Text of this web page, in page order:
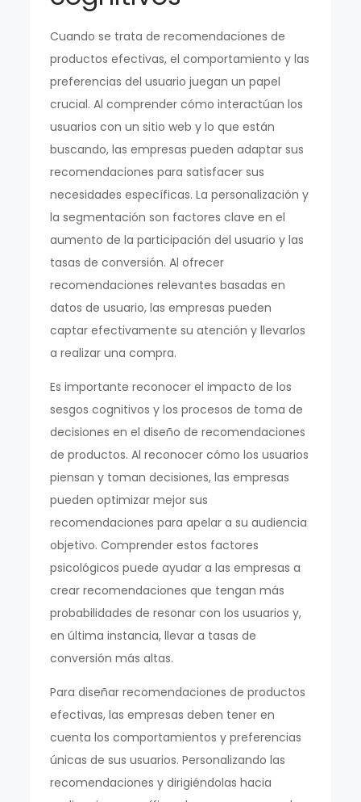
Cuando se trata de recomendaciones de
productos efectivas, el comportamiento y las
preferencias del usuario juegan un papel
crucial. Al comprender cómo interactúan los
usuarios con un sitio web y lo que están
buscando, las empresas pueden adaptar sus
recomendaciones para satisfacer sus
necesidades específicas. La personalización y
la segmentación son factores clave en el
aumento de la participación del usuario y las
tasas de conversión. Al ofrecer
recomendaciones relevantes basadas en
datos de usuario, las empresas pueden
captar efectivamente su atención y llevarlos
a realizar una compra.
Es importante reconocer el impacto de los
sesgos cognitivos y los procesos de toma de
decisiones en el diseño de recomendaciones
de productos. Al reconocer cómo los usuarios
piensan y toman decisiones, las empresas
pueden optimizar mejor sus
recomendaciones para apelar a su audiencia
objetivo. Comprender estos factores
psicológicos puede ayudar a las empresas a
crear recomendaciones que tengan más
probabilidades de resonar con los usuarios y,
en última instancia, llevar a tasas de
conversión más altas.
Para diseñar recomendaciones de productos
efectivas, las empresas deben tener en
cuenta los comportamientos y preferencias
únicas de sus usuarios. Personalizando las
recomendaciones y dirigiéndolas hacia